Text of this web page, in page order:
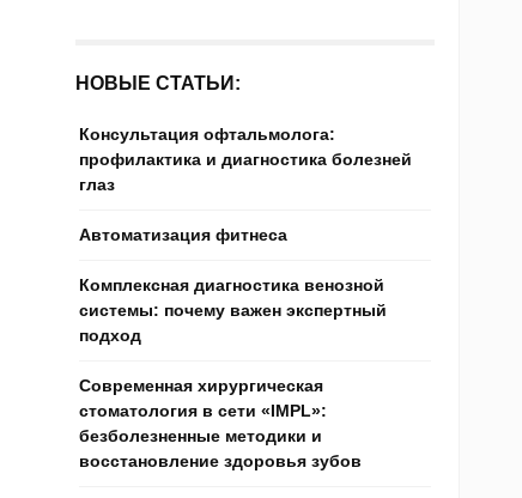
НОВЫЕ СТАТЬИ:
Консультация офтальмолога:
профилактика и диагностика болезней
глаз
Автоматизация фитнеса
Комплексная диагностика венозной
системы: почему важен экспертный
подход
Современная хирургическая
стоматология в сети «IMPL»:
безболезненные методики и
восстановление здоровья зубов